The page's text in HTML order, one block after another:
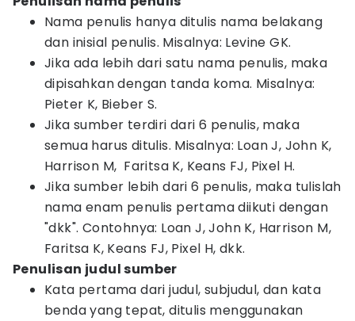
Nama penulis hanya ditulis nama belakang
dan inisial penulis. Misalnya: Levine GK.
Jika ada lebih dari satu nama penulis, maka
dipisahkan dengan tanda koma. Misalnya:
Pieter K, Bieber S.
Jika sumber terdiri dari 6 penulis, maka
semua harus ditulis. Misalnya: Loan J, John K,
Harrison M, Faritsa K, Keans FJ, Pixel H.
Jika sumber lebih dari 6 penulis, maka tulislah
nama enam penulis pertama diikuti dengan
"dkk". Contohnya: Loan J, John K, Harrison M,
Faritsa K, Keans FJ, Pixel H, dkk.
Penulisan judul sumber
Kata pertama dari judul, subjudul, dan kata
benda yang tepat, ditulis menggunakan